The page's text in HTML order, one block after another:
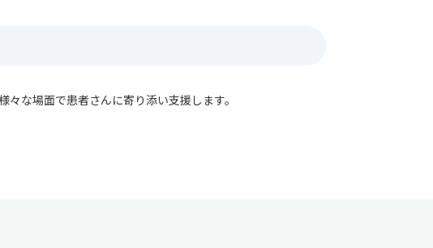
な場面で患者さんに寄り添い支援します。